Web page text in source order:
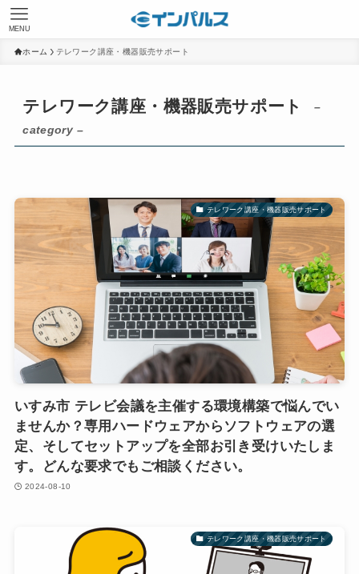
MENU
ホーム テレワーク講座・機器販売サポート
テレワーク講座・機器販売サポート
–
category –
テレワーク講座・機器販売サポート
いすみ市 テレビ会議を主催する環境構築で悩んでい
ませんか？専用ハードウェアからソフトウェアの選
定、そしてセットアップを全部お引き受けいたしま
す。どんな要求でもご相談ください。
2024-08-10
テレワーク講座・機器販売サポート